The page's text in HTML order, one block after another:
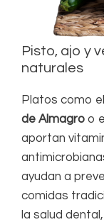
Pisto, ajo y
naturales
Platos como el
de Almagro o
aportan
ayudan a
comidas
la salud